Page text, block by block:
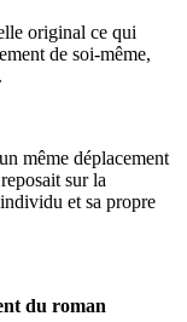
original ce qui
de soi-même,
même déplacement
sur la
et sa propre
du roman